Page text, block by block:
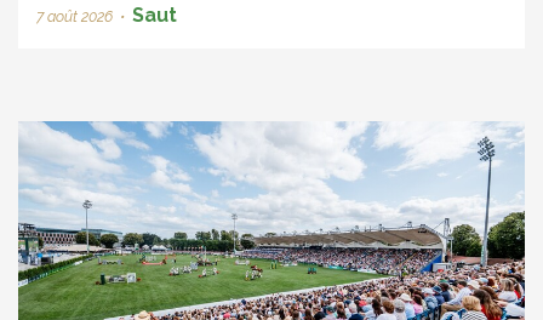
7 août 2026 • Saut